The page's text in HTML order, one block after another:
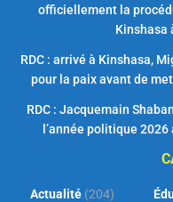
officiellement la
Kinshasa
RDC : arrivé à Kinshasa,
pour la paix avant de
RDC : Jacquemain
l’année politique
Actualité(204)